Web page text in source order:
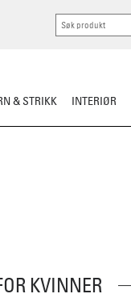
& STRIKK INTERIØR
KVINNER